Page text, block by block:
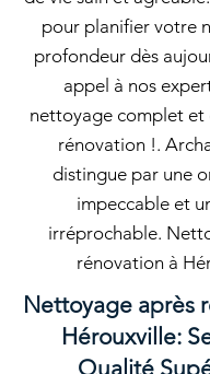
pour planifier votre
profondeur dès
appel à nos
nettoyage complet et
rénovation !.
distingue par une
impeccable et
irréprochable.
rénovation à
Nettoyage après
Hérouxville:
Qualité